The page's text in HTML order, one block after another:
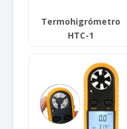
Termohigrómetro
HTC-1